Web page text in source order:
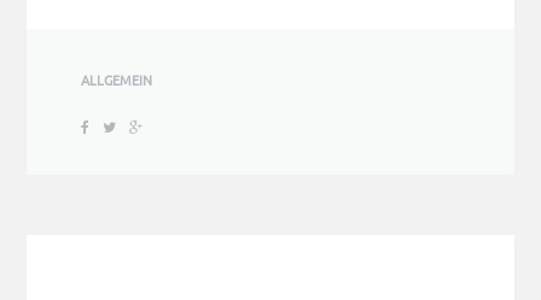
ALLGEMEIN